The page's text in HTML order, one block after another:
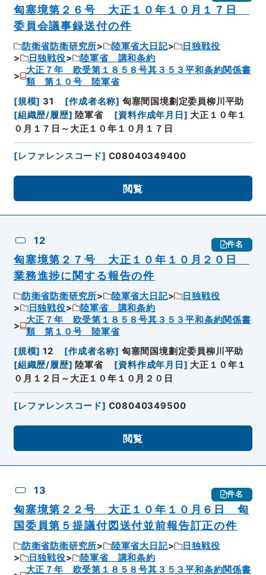
匈塞境第２６号 大正１０年１０月１７日
委員会議事録送付の件
防衛省防衛研究所 陸軍省大日記
日独戦役
日独戦役
陸軍省 講和条約
大正７年 欧受第１８５８号其３５３平和条約関係書
類 第１０号 陸軍省
[規模] 31 [作成者名称] 匈塞間国境劃定委員柳川平助
[組織歴/履歴] 陸軍省 [資料作成年月日 ] 大正１０年１
０月１７日～大正１０年１０月１７日
[レファレンスコード] C08040349400
閲覧
12 件名
匈塞境第２７号 大正１０年１０月２０日
業務進捗に関する報告の件
防衛省防衛研究所 陸軍省大日記
日独戦役
日独戦役
陸軍省 講和条約
大正７年 欧受第１８５８号其３５３平和条約関係書
類 第１０号 陸軍省
[規模] 12 [作成者名称] 匈塞間国境劃定委員柳川平助
[組織歴/履歴] 陸軍省 [資料作成年月日 ] 大正１０年１
０月１２日～大正１０年１０月２０日
[レファレンスコード] C08040349500
閲覧
13 件名
匈塞境第２２号 大正１０年１０月６日 匈
国委員第５提議付図送付並前報告訂正の件
防衛省防衛研究所 陸軍省大日記
日独戦役
日独戦役
陸軍省 講和条約
大正７年 欧受第１８５８号其３５３平和条約関係書